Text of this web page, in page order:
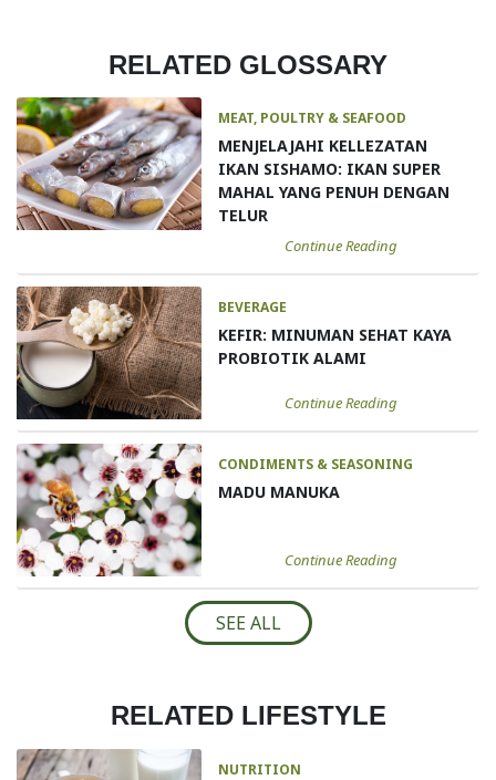
RELATED GLOSSARY
MEAT, POULTRY & SEAFOOD
MENJELAJAHI KELLEZATAN
IKAN SISHAMO: IKAN SUPER
MAHAL YANG PENUH DENGAN
TELUR
Continue Reading
BEVERAGE
KEFIR: MINUMAN SEHAT KAYA
PROBIOTIK ALAMI
Continue Reading
CONDIMENTS & SEASONING
MADU MANUKA
Continue Reading
SEE ALL
RELATED LIFESTYLE
NUTRITION